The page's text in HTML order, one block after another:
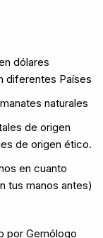
dólares
diferentes Países
naturales
de origen
de origen ético.
en cuanto
tus manos antes)
por Gemólogo